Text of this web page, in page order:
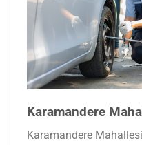
Karamandere
Karamandere